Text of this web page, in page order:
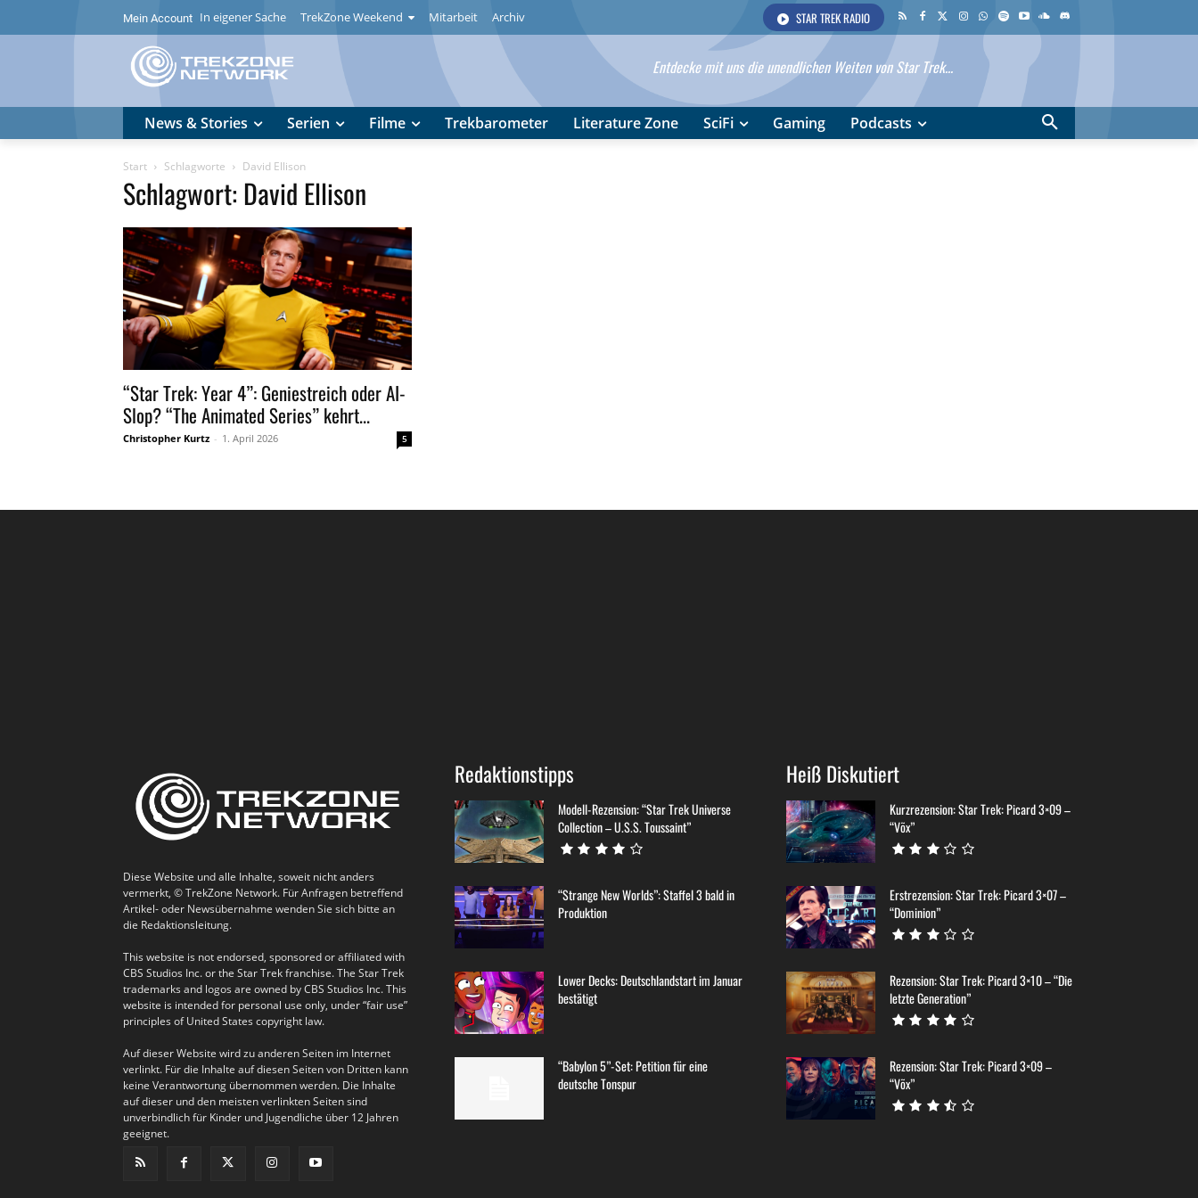
Mein Account In eigener Sache TrekZone Weekend Mitarbeit Archiv STAR TREK RADIO
Entdecke mit uns die unendlichen Weiten von Star Trek...
News & Stories Serien Filme Trekbarometer Literature Zone SciFi Gaming Podcasts
Start Schlagworte David Ellison
Schlagwort: David Ellison
“Star Trek: Year 4”: Geniestreich oder AI-
Slop? “The Animated Series” kehrt...
Christopher Kurtz - 1. April 2026 5
Diese Website und alle Inhalte, soweit nicht anders
vermerkt, © TrekZone Network. Für Anfragen betreffend
Artikel- oder Newsübernahme wenden Sie sich bitte an
die Redaktionsleitung.
This website is not endorsed, sponsored or affiliated with
CBS Studios Inc. or the Star Trek franchise. The Star Trek
trademarks and logos are owned by CBS Studios Inc. This
website is intended for personal use only, under “fair use”
principles of United States copyright law.
Auf dieser Website wird zu anderen Seiten im Internet
verlinkt. Für die Inhalte auf diesen Seiten von Dritten kann
keine Verantwortung übernommen werden. Die Inhalte
auf dieser und den meisten verlinkten Seiten sind
unverbindlich für Kinder und Jugendliche über 12 Jahren
geeignet.
Redaktionstipps
Modell-Rezension: “Star Trek Universe
Collection – U.S.S. Toussaint”
“Strange New Worlds”: Staffel 3 bald in
Produktion
Lower Decks: Deutschlandstart im Januar
bestätigt
“Babylon 5”-Set: Petition für eine
deutsche Tonspur
Heiß Diskutiert
Kurzrezension: Star Trek: Picard 3×09 –
“Võx”
Erstrezension: Star Trek: Picard 3×07 –
“Dominion”
Rezension: Star Trek: Picard 3×10 – “Die
letzte Generation”
Rezension: Star Trek: Picard 3×09 –
“Võx”